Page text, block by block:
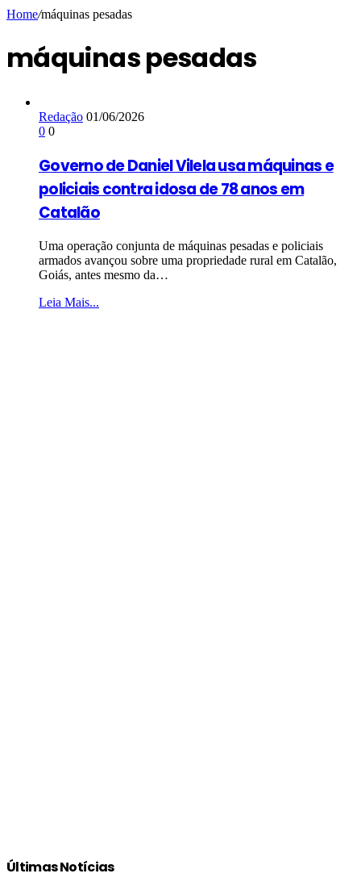
Home/máquinas pesadas
máquinas pesadas
Redação 01/06/2026
0 0
Governo de Daniel Vilela usa máquinas e
policiais contra idosa de 78 anos em
Catalão
Uma operação conjunta de máquinas pesadas e policiais
armados avançou sobre uma propriedade rural em Catalão,
Goiás, antes mesmo da…
Leia Mais...
Últimas Notícias